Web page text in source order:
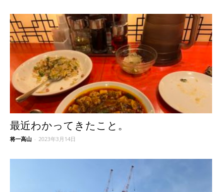
最近わかってきたこと。
将一高山 - 2023年3月14日